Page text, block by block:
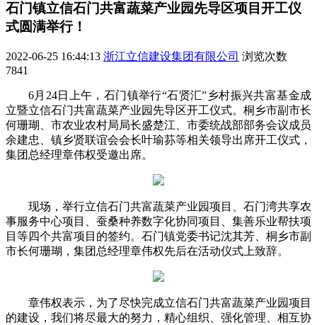
石门镇立信石门共富蔬菜产业园先导区项目开工仪
式圆满举行！
2022-06-25 16:44:13 浙江立信建设集团有限公司 浏览次数
7841
6月24日上午，石门镇举行“石贤汇”乡村振兴共富基金成
立暨立信石门共富蔬菜产业园先导区开工仪式。桐乡市副市长
何珊瑚、市农业农村局局长盛楚江、市委统战部部务会议成员
余建忠、镇乡贤联谊会会长叶瑜荪等相关领导出席开工仪式，
集团总经理章伟权受邀出席。
现场，举行立信石门共富蔬菜产业园项目、石门湾共享农
事服务中心项目、蚕桑种养数字化协同项目、集善乐业帮扶项
目等四个共富项目的签约。石门镇党委书记沈其芳、桐乡市副
市长何珊瑚，集团总经理章伟权先后在活动仪式上致辞。
章伟权表示，为了尽快完成立信石门共富蔬菜产业园项目
的建设，我们将尽最大的努力，精心组织、强化管理、相互协